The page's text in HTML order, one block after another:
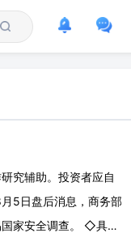
究辅助。投资者应自
5日盘后消息，商务部
家安全调查。 ◇具体